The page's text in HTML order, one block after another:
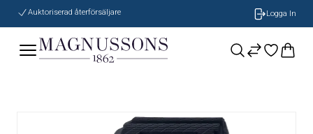
Auktoriserad återförsäljare Logga In